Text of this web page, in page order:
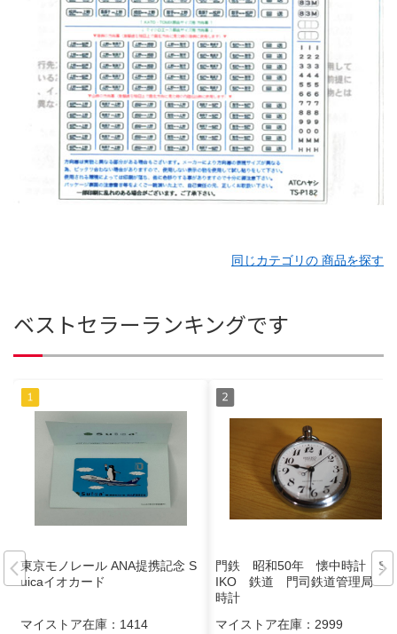
同じカテゴリの 商品を探す
ベストセラーランキングです
東京モノレール ANA提携記念 S
uicaイオカード
マイストア在庫： 1414
門鉄 昭和50年 懐中時計 SE
IKO 鉄道 門司鉄道管理局
時計
マイストア在庫： 2999